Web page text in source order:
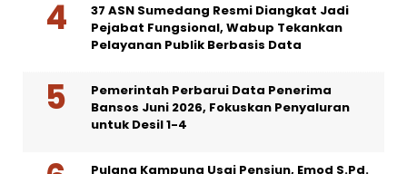
37 ASN Sumedang Resmi Diangkat Jadi
Pejabat Fungsional, Wabup Tekankan
Pelayanan Publik Berbasis Data
Pemerintah Perbarui Data Penerima
Bansos Juni 2026, Fokuskan Penyaluran
untuk Desil 1-4
Pulang Kampung Usai Pensiun, Emod S.Pd.